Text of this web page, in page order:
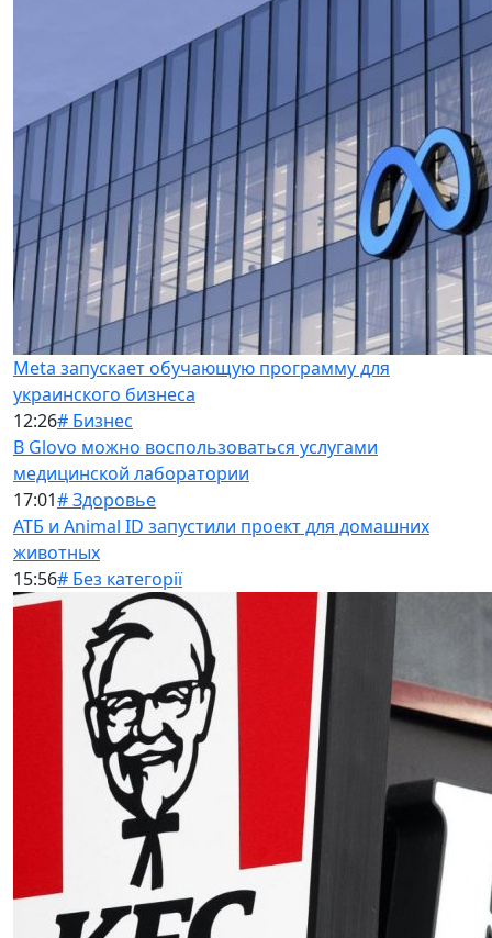
Meta запускает обучающую программу для
украинского бизнеса
12:26# Бизнес
В Glovo можно воспользоваться услугами
медицинской лаборатории
17:01# Здоровье
АТБ и Animal ID запустили проект для домашних
животных
15:56# Без категорії